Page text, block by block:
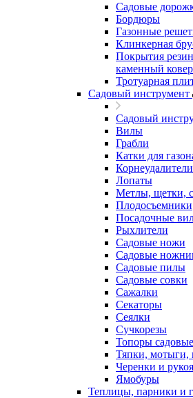
Садовые
Бордюры
Газонные
Клинкерная
Покрытия
каменный ковер
Тротуарная
Садовый инструмент
Садовый
Вилы
Грабли
Катки для
Корнеудалители
Лопаты
Метлы, щетки,
Плодосъемники
Посадочные
Рыхлители
Садовые ножи
Садовые
Садовые пилы
Садовые совки
Сажалки
Секаторы
Сеялки
Сучкорезы
Топоры садовые
Тяпки, мотыги,
Черенки и
Ямобуры
Теплицы, парники и